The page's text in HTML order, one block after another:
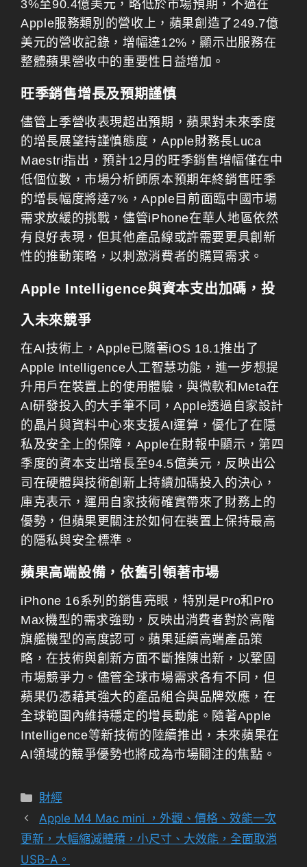
3%至90.4億美元，略低於市場預期，不過在
Apple服務類別的營收上，蘋果創造了249.7億
美元的營收記錄，增幅達12%，顯示出服務在
整體蘋果營收中的重要性日益增加。
旺季銷售增長及預期謹慎
儘管上季營收表現超出預期，蘋果對未來季度
的增長展望持謹慎態度，Apple財務長Luca
Maestri指出，預計12月的旺季銷售增幅僅在中
低個位數，市場分析師原本預期年終銷售旺季
的增長幅度將達7%，Apple目前面臨中國市場
需求放緩的挑戰，儘管iPhone在華人地區依然
有良好表現，但其他產品線或許需要更具創新
性的推動策略，以刺激消費者的購買需求。
Apple Intelligence與資本支出加碼，投
入未來競爭
在AI技術上，Apple已隨著iOS 18.1推出了
Apple Intelligence人工智慧功能，進一步想提
升用戶在裝置上的使用體驗，與微軟和Meta在
AI研發投入的大手筆不同，Apple透過自家設計
的晶片與資料中心來支援AI運算，優化了在隱
私及安全上的保障，Apple在財報中顯示，第四
季度的資本支出增長至94.5億美元，反映出公
司在硬體與技術創新上持續加碼投入的決心，
庫克表示，運用自家技術確實帶來了財務上的
優勢，但蘋果更關注於如何在裝置上保持最高
的隱私與安全標準。
蘋果高端設備，依舊引領著市場
iPhone 16系列的銷售亮眼，特別是Pro和Pro
Max機型的需求強勁，反映出消費者對於高階
旗艦機型的高度認可。蘋果延續高端產品策
略，在技術與創新方面不斷推陳出新，以鞏固
市場競爭力。儘管全球市場需求各有不同，但
蘋果仍憑藉其強大的產品組合與品牌效應，在
全球範圍內維持穩定的增長動能。隨著Apple
Intelligence等新技術的陸續推出，未來蘋果在
AI領域的競爭優勢也將成為市場關注的焦點。
分
類
財經
Apple M4 Mac mini ，外觀、價格、效能一次
更新，大幅縮減體積，小尺寸、大效能，全面取消
USB-A。